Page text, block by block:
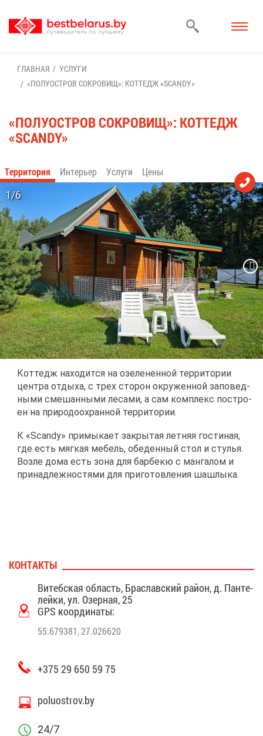
ГЛАВ­НАЯ
УСЛУ­ГИ
«ПО­ЛУ­ОСТ­РОВ СО­КРО­ВИЩ»: КОТ­ТЕДЖ «SCANDY»
«ПО­ЛУ­ОСТ­РОВ СО­КРО­ВИЩ»: КОТ­ТЕДЖ
«SCANDY»
Тер­ри­то­рия Ин­те­рьер Услу­ги Це­ны
Кот­тедж на­хо­дит­ся на озе­ле­нен­ной тер­ри­то­рии
цен­тра от­ды­ха, с трех сто­рон окру­жен­ной за­по­вед­
ны­ми сме­шан­ны­ми ле­са­ми, а сам ком­плекс по­стро­
ен на при­ро­до­охран­ной тер­ри­то­рии.
К «Scandy» при­мы­ка­ет за­кры­тая лет­няя го­сти­ная,
где есть мяг­кая ме­бель, обе­ден­ный стол и сту­лья.
Воз­ле до­ма есть зо­на для бар­бекю с ман­га­лом и
при­над­леж­но­стя­ми для при­го­тов­ле­ния шаш­лы­ка.
1/6
КОН­ТАК­ТЫ
Ви­теб­ская об­ласть, Бра­слав­ский рай­он, д. Пан­те­
лей­ки, ул. Озер­ная, 25
GPS ко­ор­ди­на­ты:
55.679381, 27.026620
+375 29 650 59 75
poluostrov.by
24/7